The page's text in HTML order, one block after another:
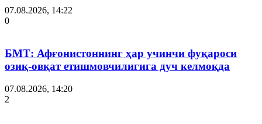
07.08.2026, 14:22
0
БМТ: Афғонистоннинг ҳар учинчи фуқароси
озиқ-овқат етишмовчилигига дуч келмоқда
07.08.2026, 14:20
2